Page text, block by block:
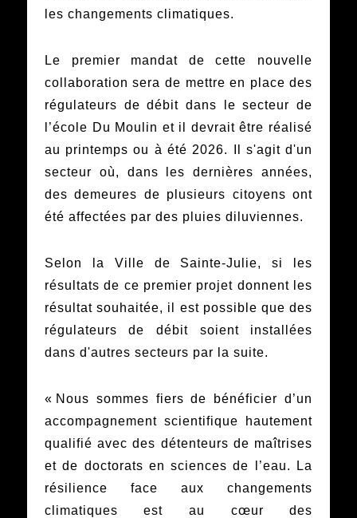
les changements climatiques.
Le premier mandat de cette nouvelle
collaboration sera de mettre en place des
régulateurs de débit dans le secteur de
l’école Du Moulin et il devrait être réalisé
au printemps ou à été 2026. Il s'agit d'un
secteur où, dans les dernières années,
des demeures de plusieurs citoyens ont
été affectées par des pluies diluviennes.
Selon la Ville de Sainte-Julie, si les
résultats de ce premier projet donnent les
résultat souhaitée, il est possible que des
régulateurs de débit soient installées
dans d'autres secteurs par la suite.
« Nous sommes fiers de bénéficier d’un
accompagnement scientifique hautement
qualifié avec des détenteurs de maîtrises
et de doctorats en sciences de l’eau. La
résilience face aux changements
climatiques est au cœur des